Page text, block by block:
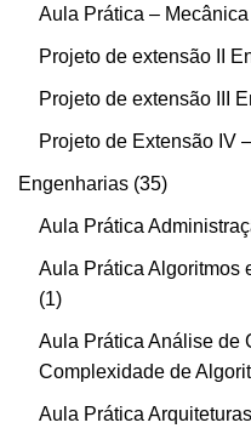
Aula Prática –
Projeto de extensão II
Projeto de extensão III
Projeto de Extensão IV
Engenharias 35
Aula Prática
Aula Prática Algoritmos
1
Aula Prática Análise de
Complexidade de
Aula Prática